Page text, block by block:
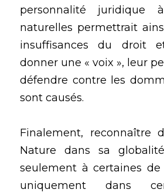
personnalité juridique
naturelles permettrait
insuffisances du droit
donner une « voix », leur
défendre contre les
sont causés.
Finalement, reconnaître
Nature dans sa
seulement à certaines
uniquement dans